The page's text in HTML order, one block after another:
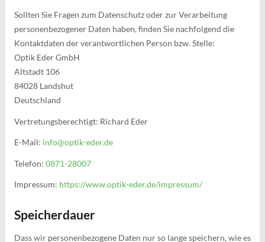
Sollten Sie Fragen zum Datenschutz oder zur Verarbeitung
personenbezogener Daten haben, finden Sie nachfolgend die
Kontaktdaten der verantwortlichen Person bzw. Stelle:
Optik Eder GmbH
Altstadt 106
84028 Landshut
Deutschland
Vertretungsberechtigt: Richard Eder
E-Mail: info@optik-eder.de
Telefon: 0871-28007
Impressum: https://www.optik-eder.de/impressum/
Speicherdauer
Dass wir personenbezogene Daten nur so lange speichern, wie es